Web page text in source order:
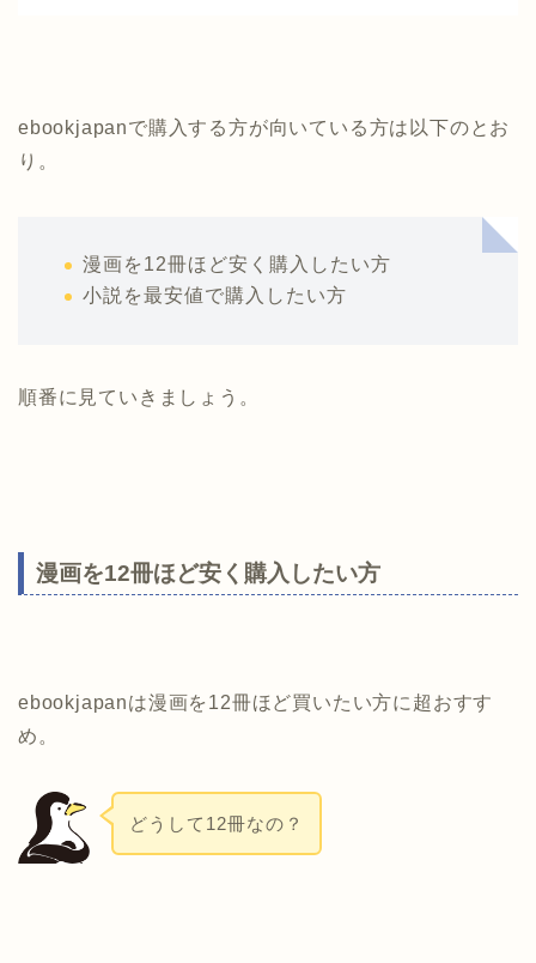
ebookjapanで購入する方が向いている方は以下のとお
り。
漫画を12冊ほど安く購入したい方
小説を最安値で購入したい方
順番に見ていきましょう。
漫画を12冊ほど安く購入したい方
ebookjapanは漫画を12冊ほど買いたい方に超おすす
め。
どうして12冊なの？